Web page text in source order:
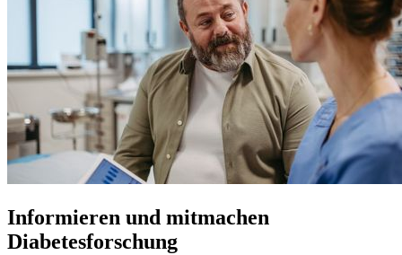
Informieren und mitmachen
Diabetesforschung